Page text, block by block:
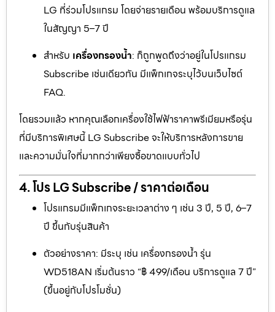
LG ที่ร่วมโปรแกรม โดยจ่ายรายเดือน พร้อมบริการดูแล
ในสัญญา 5–7 ปี
สำหรับ เครื่องกรองน้ำ: ก็ถูกพูดถึงว่าอยู่ในโปรแกรม
Subscribe เช่นเดียวกัน มีแพ็กเกจระบุไว้บนเว็บไซต์
FAQ.
โดยรวมแล้ว หากคุณเลือกเครื่องใช้ไฟฟ้าราคาพรีเมียมหรือรุ่น
ที่มีบริการพิเศษนี้ LG Subscribe จะให้บริการหลังการขาย
และความมั่นใจที่มากกว่าเพียงซื้อขาดแบบทั่วไป
4. โปร LG Subscribe / ราคาต่อเดือน
โปรแกรมมีแพ็กเกจระยะเวลาต่าง ๆ เช่น 3 ปี, 5 ปี, 6–7
ปี ขึ้นกับรุ่นสินค้า
ตัวอย่างราคา: มีระบุ เช่น เครื่องกรองน้ำ รุ่น
WD518AN เริ่มต้นราว “฿ 499/เดือน บริการดูแล 7 ปี”
(ขึ้นอยู่กับโปรโมชั่น)